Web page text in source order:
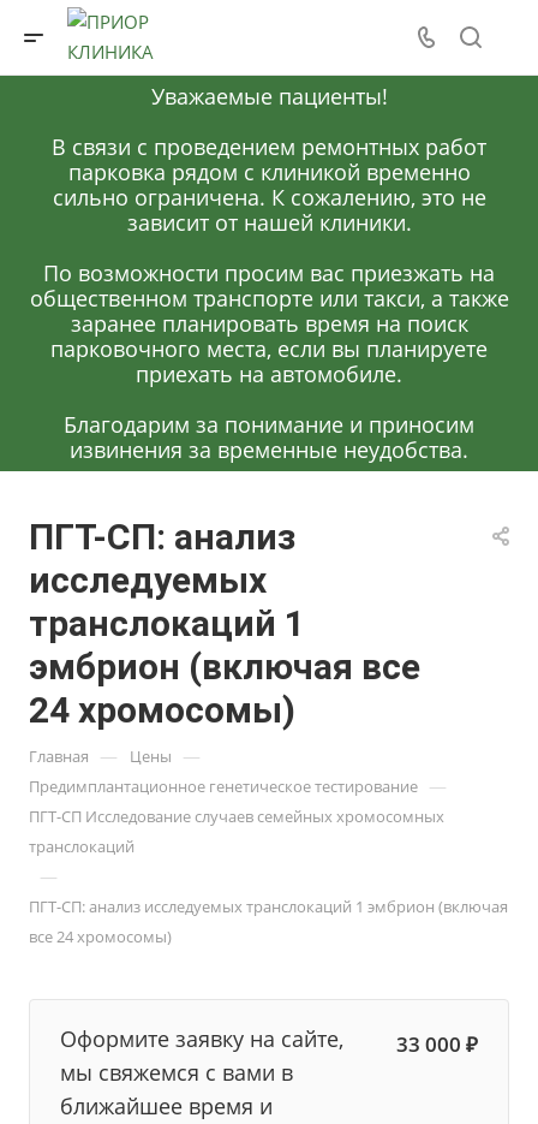
Уважаемые пациенты!
В связи с проведением ремонтных работ
парковка рядом с клиникой временно
сильно ограничена. К сожалению, это не
зависит от нашей клиники.
По возможности просим вас приезжать на
общественном транспорте или такси, а также
заранее планировать время на поиск
парковочного места, если вы планируете
приехать на автомобиле.
Благодарим за понимание и приносим
извинения за временные неудобства.
ПГТ-СП: анализ
исследуемых
транслокаций 1
эмбрион (включая все
24 хромосомы)
Главная — Цены —
Предимплантационное генетическое тестирование —
ПГТ-СП Исследование случаев семейных хромосомных
транслокаций
—
ПГТ-СП: анализ исследуемых транслокаций 1 эмбрион (включая
все 24 хромосомы)
Оформите заявку на сайте,
мы свяжемся с вами в
ближайшее время и
33 000 ₽